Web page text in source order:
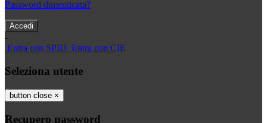
Password dimenticata?
-
Entra con SPID Entra con CIE
Seleziona utente
button close ×
Recupero password